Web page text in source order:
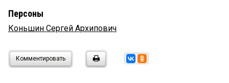
Персоны
Коньшин Сергей Архипович
Комментировать